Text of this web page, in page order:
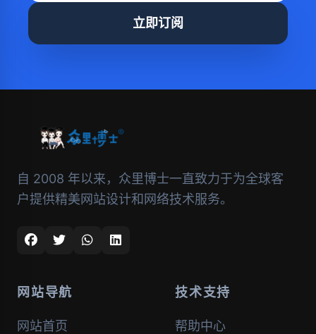
立即订阅
自 2008 年以来，众里博士一直致力于为全球客
户提供精美网站设计和网络技术服务。
网站导航
网站首页
技术支持
帮助中心